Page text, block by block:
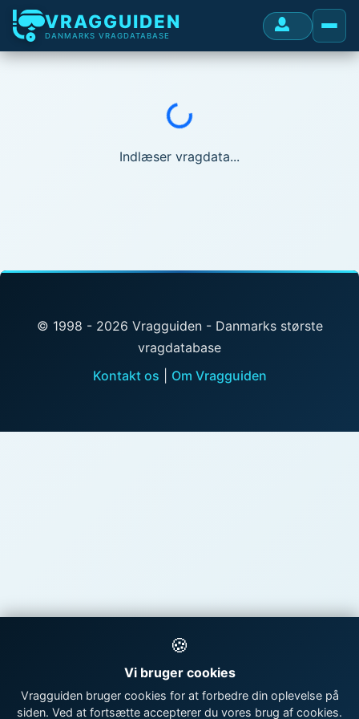
VRAGGUIDEN
DANMARKS VRAGDATABASE
Indlæser...
Indlæser vragdata...
© 1998 - 2026 Vragguiden - Danmarks største
vragdatabase
Kontakt os
Om Vragguiden
🍪
Vi bruger cookies
Vragguiden bruger cookies for at forbedre din oplevelse på
siden. Ved at fortsætte accepterer du vores brug af cookies.